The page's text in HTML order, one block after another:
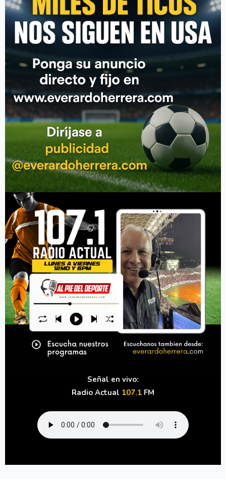
Señal en vivo:
Radio Actual 107.1 FM